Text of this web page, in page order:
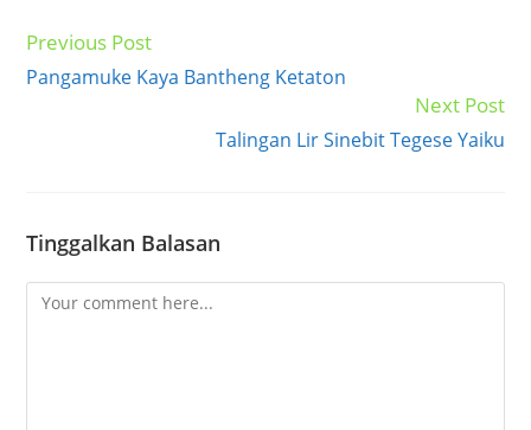
Read
articles
Previous Post
Pangamuke Kaya Bantheng Ketaton
Next Post
Talingan Lir Sinebit Tegese Yaiku
Tinggalkan Balasan
Comment